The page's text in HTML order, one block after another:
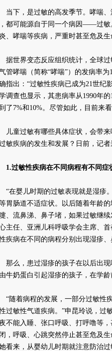
下，是过敏的高发季节。哮喘、
都可能源自于同一个病因——过敏
、哮喘等疾病，严重时甚至危及
世界变态反应组织统计，全球过
管哮喘（简称“哮喘”）的发病率
指出：“过敏性疾病已成为21世纪
调查也显示，其患病率从1990年
了7%和10%。尽管如此，目前来
童过敏有哪些具体症状，会带来
敏疾病的发生和发展？日前，记者
过敏性疾病在不同病程有不同症
婴儿时期的过敏表现就是湿疹。
胃肠道不适症状。以后随着年龄
、流鼻涕、鼻子堵，如果过敏继
主任、亚洲儿科呼吸学会主席、
疾病在不同的病程分别出现湿疹、
么，患过湿疹的孩子在以后出现
牛奶蛋白引起湿疹的孩子，在学
着病程的发展，一部分过敏性疾
过敏性气道疾病。”申昆玲说，过
不能入睡、张口呼吸、打呼噜等
，呼吸、心跳突然停止甚至危及
看来，从婴幼儿时期就注意防治